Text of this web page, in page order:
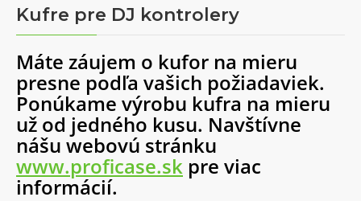
Kufre pre DJ kontrolery
Máte záujem o kufor na mieru
presne podľa vašich požiadaviek.
Ponúkame výrobu kufra na mieru
už od jedného kusu. Navštívne
nášu webovú stránku
www.proficase.sk pre viac
informácií.